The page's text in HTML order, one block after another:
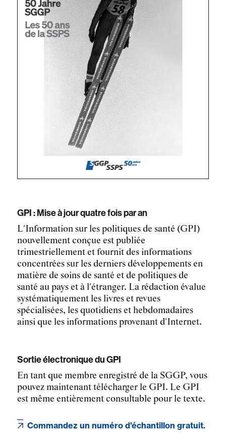
GPI : Mise à jour quatre fois par an
L'Information sur les politiques de santé (GPI)
nouvellement conçue est publiée
trimestriellement et fournit des informations
concentrées sur les derniers développements en
matière de soins de santé et de politiques de
santé au pays et à l'étranger. La rédaction évalue
systématiquement les livres et revues
spécialisées, les quotidiens et hebdomadaires
ainsi que les informations provenant d'Internet.
Sortie électronique du GPI
En tant que membre enregistré de la SGGP, vous
pouvez maintenant télécharger le GPI. Le GPI
est même entièrement consultable pour le texte.
Commandez un numéro d'échantillon gratuit.